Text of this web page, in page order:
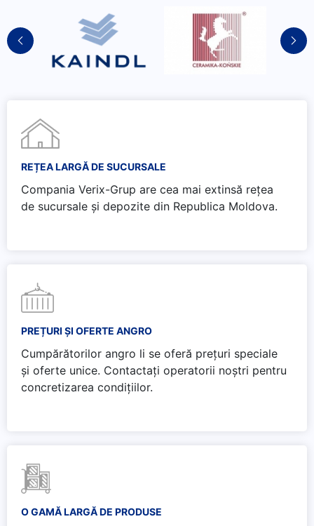
REȚEA LARGĂ DE SUCURSALE
Compania Verix-Grup are cea mai extinsă rețea
de sucursale și depozite din Republica Moldova.
PREȚURI ȘI OFERTE ANGRO
Cumpărătorilor angro li se oferă prețuri speciale
și oferte unice. Contactați operatorii noștri pentru
concretizarea condițiilor.
O GAMĂ LARGĂ DE PRODUSE